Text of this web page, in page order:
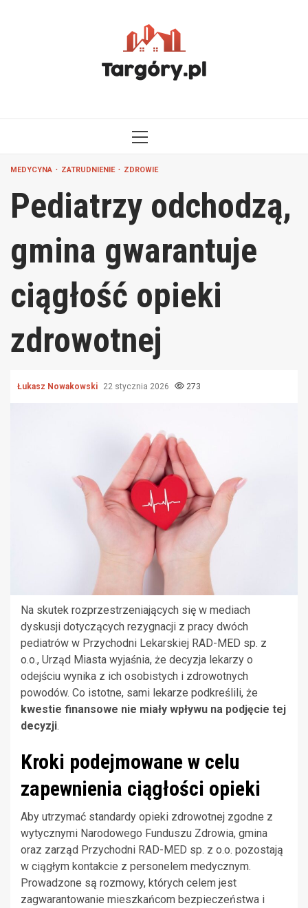
MENU
MEDYCYNA ZATRUDNIENIE ZDROWIE
Pediatrzy odchodzą,
gmina gwarantuje
ciągłość opieki
zdrowotnej
Łukasz Nowakowski 22 stycznia 2026 273
Na skutek rozprzestrzeniających się w mediach
dyskusji dotyczących rezygnacji z pracy dwóch
pediatrów w Przychodni Lekarskiej RAD-MED sp. z
o.o., Urząd Miasta wyjaśnia, że decyzja lekarzy o
odejściu wynika z ich osobistych i zdrowotnych
powodów. Co istotne, sami lekarze podkreślili, że
kwestie finansowe nie miały wpływu na podjęcie tej
decyzji.
Kroki podejmowane w celu
zapewnienia ciągłości opieki
Aby utrzymać standardy opieki zdrowotnej zgodne z
wytycznymi Narodowego Funduszu Zdrowia, gmina
oraz zarząd Przychodni RAD-MED sp. z o.o. pozostają
w ciągłym kontakcie z personelem medycznym.
Prowadzone są rozmowy, których celem jest
zagwarantowanie mieszkańcom bezpieczeństwa i